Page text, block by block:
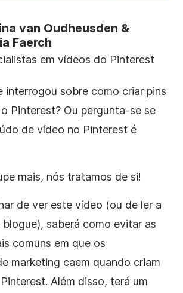
van Oudheusden &
Faerch
em vídeos do Pinterest
interrogou sobre como criar pins
Pinterest? Ou pergunta-se se
de vídeo no Pinterest é
mais, nós tratamos de si!
de ver este vídeo (ou de ler a
saberá como evitar as
comuns em que os
marketing caem quando criam
Além disso, terá um